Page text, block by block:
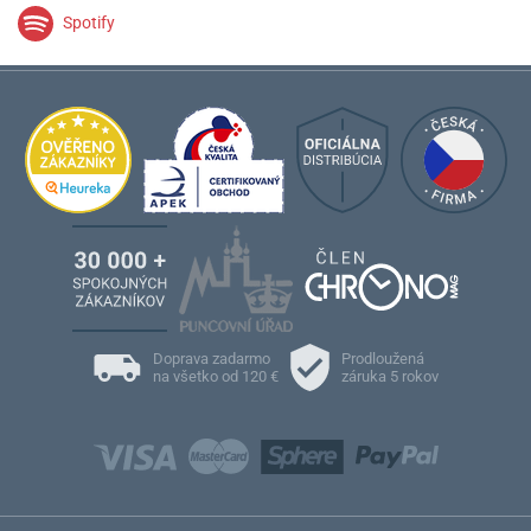
Spotify
Doprava zadarmo
na všetko od 120 €
Prodloužená
záruka 5 rokov